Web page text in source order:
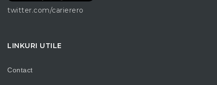
twitter.com/carierero
LINKURI UTILE
Contact